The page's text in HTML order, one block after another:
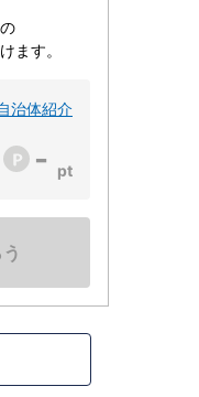
ます。
治体紹介
-